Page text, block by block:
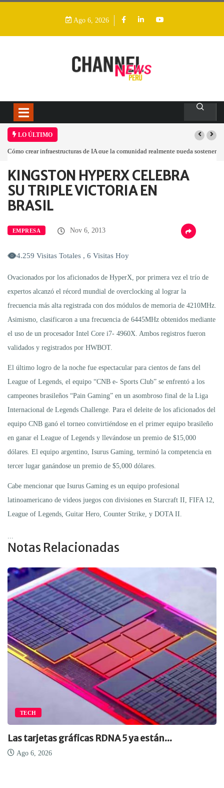
Ago 6, 2026
LO ÚLTIMO
Cómo crear infraestructuras de IA que la comunidad realmente pueda sostener
Home Empresa KINGSTON HYPERX CELEBRA…
KINGSTON HYPERX CELEBRA
SU TRIPLE VICTORIA EN
BRASIL
EMPRESA Nov 6, 2013
4.259 Visitas Totales , 6 Visitas Hoy
Ovacionados por los aficionados de HyperX, por primera vez el trío de
expertos alcanzó el récord mundial de overclocking al lograr la
frecuencia más alta registrada con dos módulos de memoria de 4210MHz.
Asimismo, clasificaron a una frecuencia de 6445MHz obtenidos mediante
el uso de un procesador Intel Core i7- 4960X. Ambos registros fueron
validados y registrados por HWBOT.
El último logro de la noche fue espectacular para cientos de fans del
League of Legends, el equipo “CNB e- Sports Club” se enfrentó a los
campeones brasileños “Pain Gaming” en un asombroso final de la Liga
Internacional de Legends Challenge. Para el deleite de los aficionados del
equipo CNB ganó el torneo convirtiéndose en el primer equipo brasileño
en ganar el League of Legends y llevándose un premio de $15,000
dólares. El equipo argentino, Isurus Gaming, terminó la competencia en
tercer lugar ganándose un premio de $5,000 dólares.
Cabe mencionar que Isurus Gaming es un equipo profesional
latinoamericano de videos juegos con divisiones en Starcraft II, FIFA 12,
League of Legends, Guitar Hero, Counter Strike, y DOTA II.
Notas Relacionadas
TECH
Las tarjetas gráficas RDNA 5 ya están...
Ago 6, 2026